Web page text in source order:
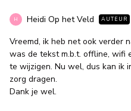
H Heidi Op het Veld AUTEUR
Vreemd, ik heb net ook verder
was de tekst m.b.t. offline, wifi
te wijzigen. Nu wel, dus kan ik
zorg dragen.
Dank je wel.